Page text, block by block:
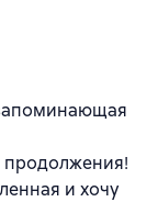
и хочу